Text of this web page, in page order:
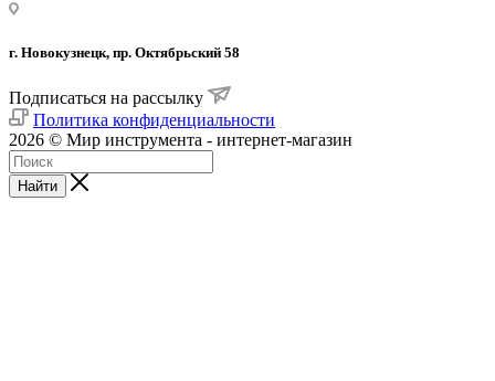
г. Новокузнецк, пр. Октябрьский 58
Подписаться на рассылку
Политика конфиденциальности
2026 © Мир инструмента - интернет-магазин
Найти